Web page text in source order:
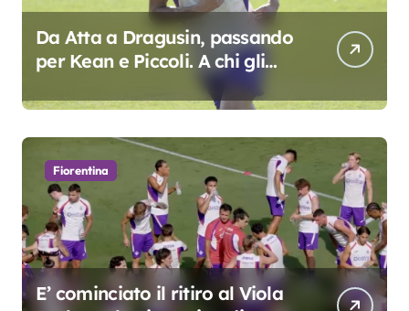
Da Atta a Dragusin, passando
per Kean e Piccoli. A chi gli
oscar del precampionato?
Fiorentina
E’ cominciato il ritiro al Viola